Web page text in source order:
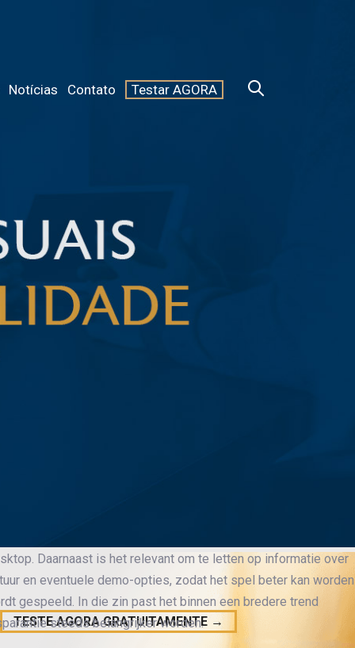
Notícias Contato Testar AGORA
TESTE AGORA GRATUITAMENTE →
Daarnaast is het relevant om te letten op informatie over
en eventuele demo-opties, zodat het spel beter kan worden
gespeeld. In die zin past het binnen een bredere trend
steeds belangrijker worden.
platforme poudarjajo kot del svoje storitve. Med
omenja izraznajboljše igralnice
vsebin, mobilno prilagoditev in dostopnost
premika proti boljši uporabniški izkušnji, kjer štejejo
in transparentni pogoji. Prav zato postaja odločanje bolj